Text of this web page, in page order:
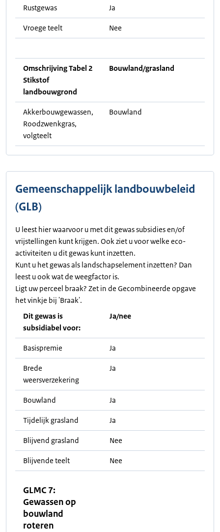
Rustgewas Ja
Vroege teelt Nee
Omschrijving Tabel 2
Stikstof
landbouwgrond
Bouwland/grasland
Akkerbouwgewassen,
Roodzwenkgras,
volgteelt
Bouwland
Gemeenschappelijk landbouwbeleid
(GLB)
U leest hier waarvoor u met dit gewas subsidies en/of
vrijstellingen kunt krijgen. Ook ziet u voor welke eco-
activiteiten u dit gewas kunt inzetten.
Kunt u het gewas als landschapselement inzetten? Dan
leest u ook wat de weegfactor is.
Ligt uw perceel braak? Zet in de Gecombineerde opgave
het vinkje bij 'Braak'.
Dit gewas is
subsidiabel voor:
Ja/nee
Basispremie Ja
Brede
weersverzekering
Ja
Bouwland Ja
Tijdelijk grasland Ja
Blijvend grasland Nee
Blijvende teelt Nee
GLMC 7:
Gewassen op
bouwland
roteren